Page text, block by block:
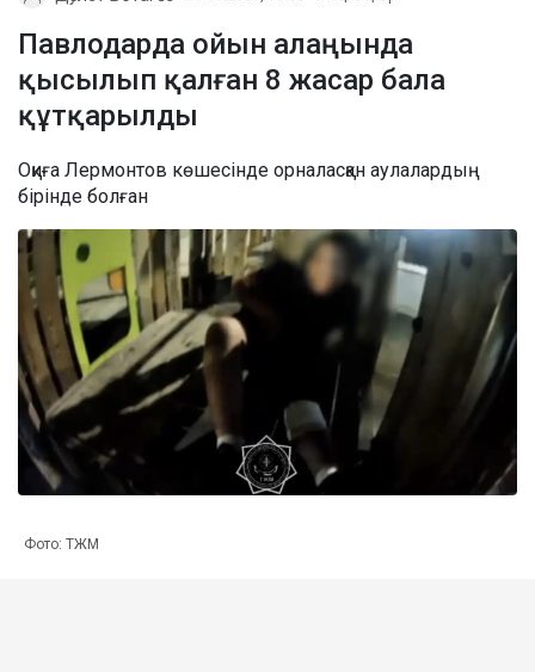
Павлодарда ойын алаңында
қысылып қалған 8 жасар бала
құтқарылды
Оқиға Лермонтов көшесінде орналасқан аулалардың
бірінде болған
Фото: ТЖМ